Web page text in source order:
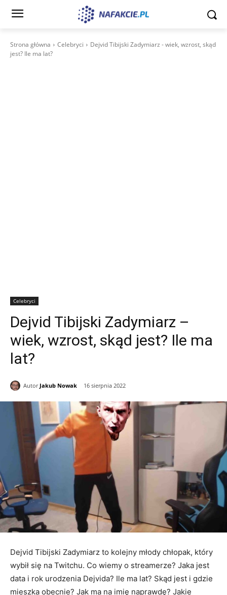
Strona główna Celebryci
Dejvid Tibijski Zadymiarz - wiek, wzrost, skąd
jest? Ile ma lat?
Celebryci
Dejvid Tibijski Zadymiarz –
wiek, wzrost, skąd jest? Ile ma
lat?
Autor Jakub Nowak 16 sierpnia 2022
Dejvid Tibijski Zadymiarz to kolejny młody chłopak, który
wybił się na Twitchu. Co wiemy o streamerze? Jaka jest
data i rok urodzenia Dejvida? Ile ma lat? Skąd jest i gdzie
mieszka obecnie? Jak ma na imię naprawdę? Jakie